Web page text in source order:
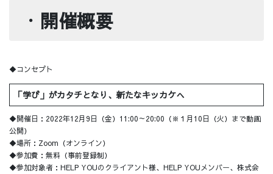
・ 開催概要
◆コンセプト
「学び」がカタチとなり、新たなキッカケへ
◆開催日：2022年12月9日（金）11:00～20:00（※１月10日（火）まで動画
公開）
◆場所：Zoom（オンライン）
◆参加費：無料（事前登録制）
◆参加対象者：HELP YOUのクライアント様、HELP YOUメンバー、株式会